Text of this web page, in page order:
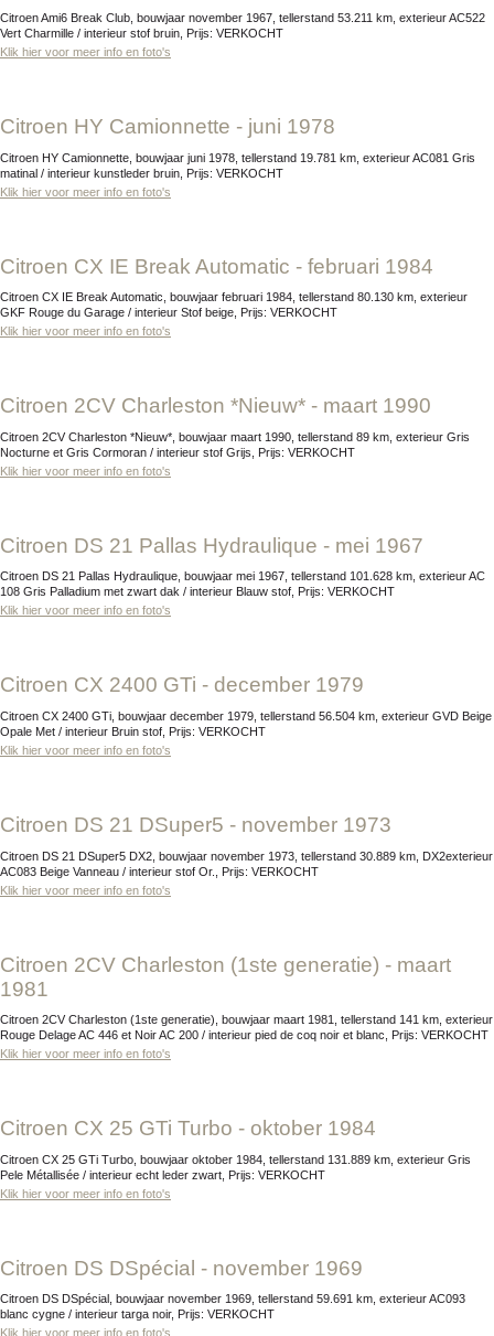
Citroen Ami6 Break Club, bouwjaar november 1967, tellerstand 53.211 km, exterieur AC522
Vert Charmille / interieur stof bruin, Prijs: VERKOCHT
Klik hier voor meer info en foto's
Citroen HY Camionnette - juni 1978
Citroen HY Camionnette, bouwjaar juni 1978, tellerstand 19.781 km, exterieur AC081 Gris
matinal / interieur kunstleder bruin, Prijs: VERKOCHT
Klik hier voor meer info en foto's
Citroen CX IE Break Automatic - februari 1984
Citroen CX IE Break Automatic, bouwjaar februari 1984, tellerstand 80.130 km, exterieur
GKF Rouge du Garage / interieur Stof beige, Prijs: VERKOCHT
Klik hier voor meer info en foto's
Citroen 2CV Charleston *Nieuw* - maart 1990
Citroen 2CV Charleston *Nieuw*, bouwjaar maart 1990, tellerstand 89 km, exterieur Gris
Nocturne et Gris Cormoran / interieur stof Grijs, Prijs: VERKOCHT
Klik hier voor meer info en foto's
Citroen DS 21 Pallas Hydraulique - mei 1967
Citroen DS 21 Pallas Hydraulique, bouwjaar mei 1967, tellerstand 101.628 km, exterieur AC
108 Gris Palladium met zwart dak / interieur Blauw stof, Prijs: VERKOCHT
Klik hier voor meer info en foto's
Citroen CX 2400 GTi - december 1979
Citroen CX 2400 GTi, bouwjaar december 1979, tellerstand 56.504 km, exterieur GVD Beige
Opale Met / interieur Bruin stof, Prijs: VERKOCHT
Klik hier voor meer info en foto's
Citroen DS 21 DSuper5 - november 1973
Citroen DS 21 DSuper5 DX2, bouwjaar november 1973, tellerstand 30.889 km, DX2exterieur
AC083 Beige Vanneau / interieur stof Or., Prijs: VERKOCHT
Klik hier voor meer info en foto's
Citroen 2CV Charleston (1ste generatie) - maart
1981
Citroen 2CV Charleston (1ste generatie), bouwjaar maart 1981, tellerstand 141 km, exterieur
Rouge Delage AC 446 et Noir AC 200 / interieur pied de coq noir et blanc, Prijs: VERKOCHT
Klik hier voor meer info en foto's
Citroen CX 25 GTi Turbo - oktober 1984
Citroen CX 25 GTi Turbo, bouwjaar oktober 1984, tellerstand 131.889 km, exterieur Gris
Pele Métallisée / interieur echt leder zwart, Prijs: VERKOCHT
Klik hier voor meer info en foto's
Citroen DS DSpécial - november 1969
Citroen DS DSpécial, bouwjaar november 1969, tellerstand 59.691 km, exterieur AC093
blanc cygne / interieur targa noir, Prijs: VERKOCHT
Klik hier voor meer info en foto's